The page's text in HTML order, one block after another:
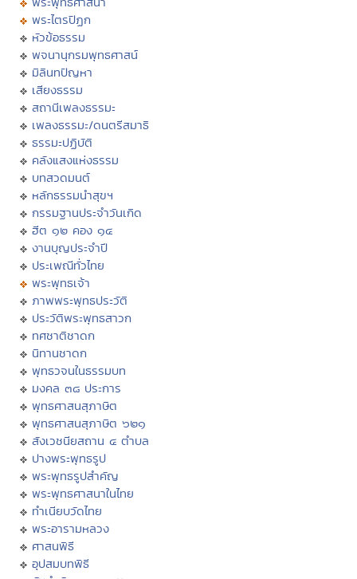
พระไตรปิฏก
หัวข้อธรรม
พจนานุกรมพุทธศาสน์
มิลินทปัญหา
เสียงธรรม
สถานีเพลงธรรมะ
เพลงธรรมะ/ดนตรีสมาธิ
ธรรมะปฏิบัติ
คลังแสงแห่งธรรม
บทสวดมนต์
หลักธรรมนำสุขฯ
กรรมฐานประจำวันเกิด
ฮีต ๑๒ คอง ๑๔
งานบุญประจำปี
ประเพณีทั่วไทย
พระพุทธเจ้า
ภาพพระพุทธประวัติ
ประวัติพระพุทธสาวก
ทศชาติชาดก
นิทานชาดก
พุทธวจนในธรรมบท
มงคล ๓๘ ประการ
พุทธศาสนสุภาษิต
พุทธศาสนสุภาษิต ๖๒๑
สังเวชนียสถาน ๔ ตำบล
ปางพระพุทธรูป
พระพุทธรูปสำคัญ
พระพุทธศาสนาในไทย
ทำเนียบวัดไทย
พระอารามหลวง
ศาสนพิธี
อุปสมบทพิธี